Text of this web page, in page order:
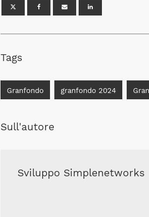
Tags
Granfondo granfondo 2024
Sull'autore
Sviluppo Simplenetworks